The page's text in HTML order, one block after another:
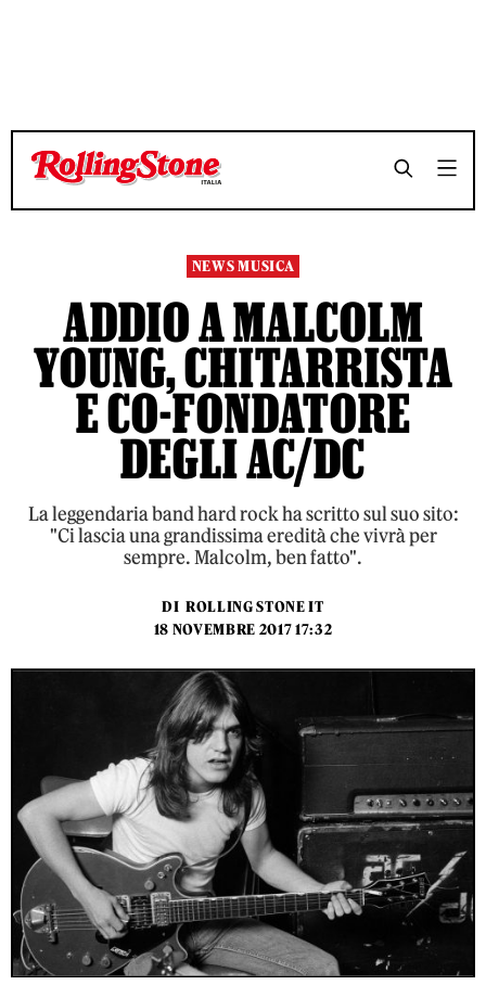
TEMPO DI LETTURA 6 MINUTI SHARE
TEMPO DI LETTURA 6 MINUTI SHARE
NEWS MUSICA
ADDIO A MALCOLM
YOUNG, CHITARRISTA
E CO-FONDATORE
DEGLI AC/DC
La leggendaria band hard rock ha scritto sul suo sito:
"Ci lascia una grandissima eredità che vivrà per
sempre. Malcolm, ben fatto".
DI ROLLING STONE IT
18 NOVEMBRE 2017 17:32